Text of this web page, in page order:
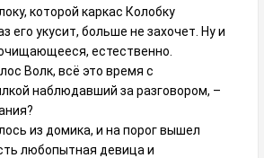
которой каркас Колобку
его укусит, больше не захочет. Ну и
естественно.
Волк, всё это время с
наблюдавший за разговором, –
из домика, и на порог вышел
любопытная девица и